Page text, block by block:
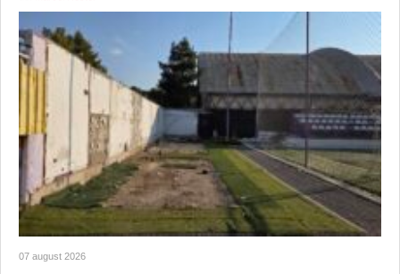
07 august 2026